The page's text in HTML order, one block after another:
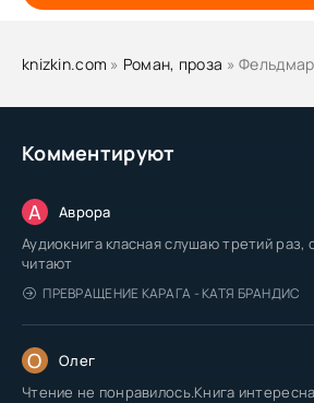
Комментируют
А Аврора
Аудиокнига класная слушаю третий раз,
читают
ПРЕВРАЩЕНИЕ КАРАГА - КАТЯ БРАНДИС
О Олег
Чтение не понравилось.Книга
knizkin.com » Роман, проза »